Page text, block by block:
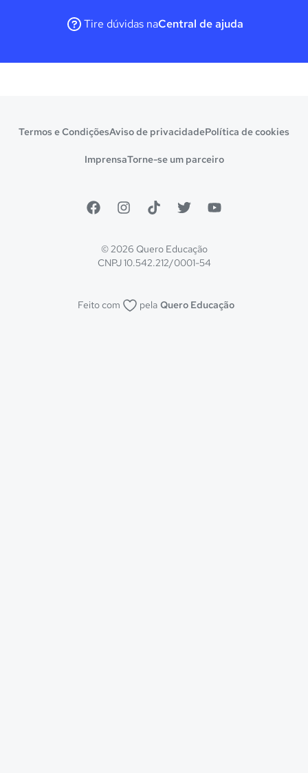
Tire dúvidas naCentral de ajuda
Termos e CondiçõesAviso de privacidadePolítica de cookies
ImprensaTorne-se um parceiro
© 2026 Quero Educação
CNPJ 10.542.212/0001-54
Feito com pela Quero Educação